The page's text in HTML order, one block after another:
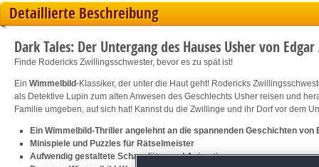
Detaillierte Beschreibung
Dark Tales: Der Untergang des Hauses Usher von
Finde Rodericks Zwillingsschwester, bevor es zu spät ist!
Ein Wimmelbild-Klassiker, der unter die Haut geht! Rodericks
als Detektive Lupin zum alten Anwesen des Geschlechts Usher reisen und
Familie umgeben, auf sich hat! Kannst du die Zwillinge und ihr Dorf vor dem
Ein Wimmelbild-Thriller angelehnt an die spannenden Geschichten von
Minispiele und Puzzles für Rätselmeister
Aufwendig gestaltete Schauplätze und Animationen